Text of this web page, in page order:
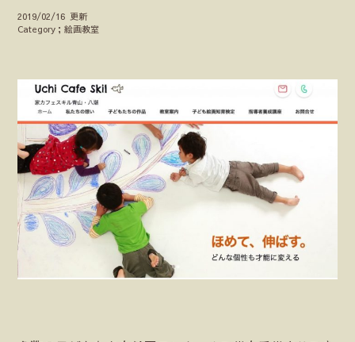
2019/02/16 更新
Category；絵画教室